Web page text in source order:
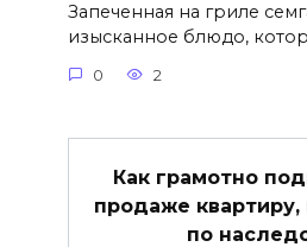
Запеченная на гриле
изысканное блюдо,
0 2
Как грамотно
продаже
по